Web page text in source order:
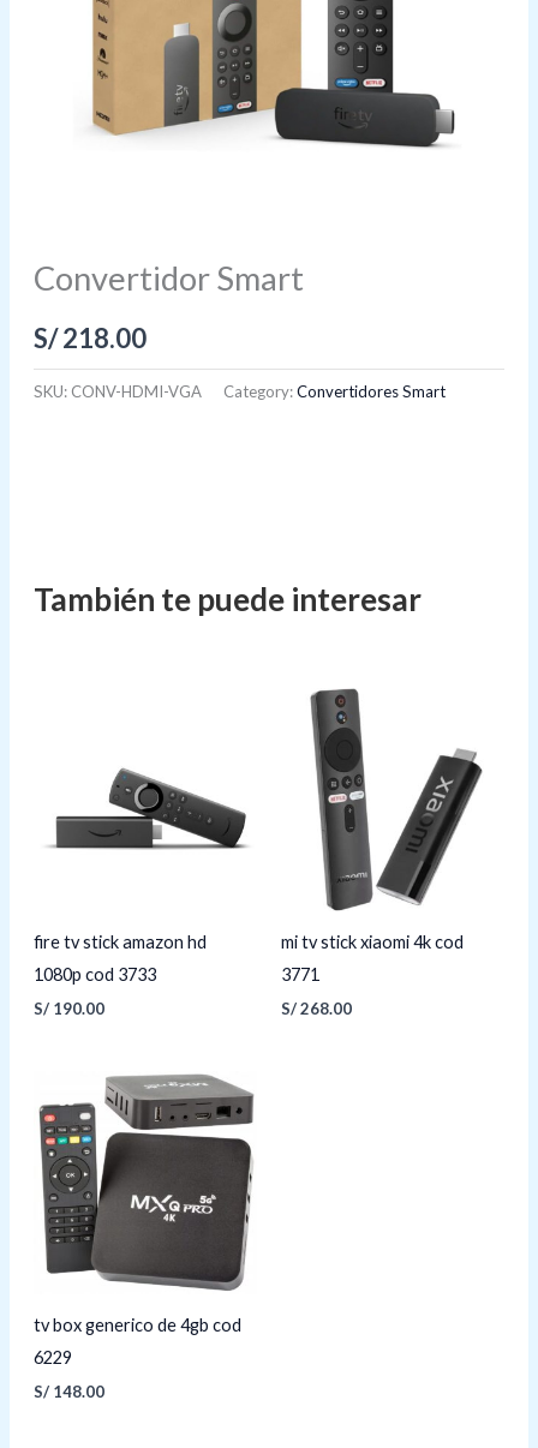
Convertidor Smart
S/218.00
SKU: CONV-HDMI-VGA Category:Convertidores Smart
fire tv stick amazon hd
1080p cod 3733
S/190.00
mi tv stick xiaomi 4k cod
3771
S/268.00
tv box generico de 4gb cod
6229
S/148.00